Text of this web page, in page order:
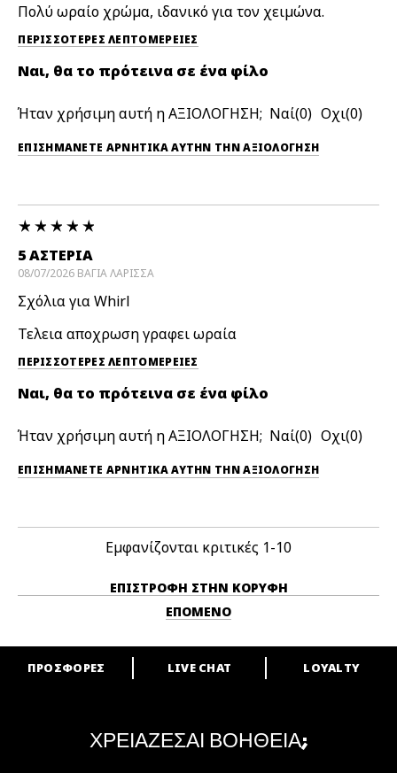
Πολύ ωραίο χρώμα, ιδανικό για τον χειμώνα.
ΠΕΡΙΣΣΌΤΕΡΕΣ ΛΕΠΤΟΜΈΡΕΙΕΣ
Ναι, θα το πρότεινα σε ένα φίλο
Ήταν χρήσιμη αυτή η ΑΞΙΟΛΟΓΗΣΗ; 0 0
ΕΠΙΣΗΜΆΝΕΤΕ ΑΡΝΗΤΙΚΆ ΑΥΤΉΝ ΤΗΝ ΑΞΙΟΛΟΓΗΣΗ
5 ΑΣΤΕΡΙΑ
08/07/2026 ΒΑΓΙΑΛΑΡΙΣΣΑ
Σχόλια για Whirl
Τελεια αποχρωση γραφει ωραία
ΠΕΡΙΣΣΌΤΕΡΕΣ ΛΕΠΤΟΜΈΡΕΙΕΣ
Ναι, θα το πρότεινα σε ένα φίλο
Ήταν χρήσιμη αυτή η ΑΞΙΟΛΟΓΗΣΗ; 0 0
ΕΠΙΣΗΜΆΝΕΤΕ ΑΡΝΗΤΙΚΆ ΑΥΤΉΝ ΤΗΝ ΑΞΙΟΛΟΓΗΣΗ
Εμφανίζονται κριτικές 1-10
ΕΠΙΣΤΡΟΦΉ ΣΤΗΝ ΚΟΡΥΦΉ
ΕΠΌΜΕΝΟ
ARE YOU A M·A·C LOVER?
ΠΡΟΣΦΟΡΕΣ LIVE CHAT LOYALTY
ΧΡΕΙΑΖΕΣΑΙ ΒΟΗΘΕΙΑ;